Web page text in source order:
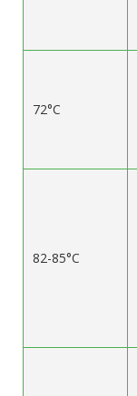
72°C
82-85°C